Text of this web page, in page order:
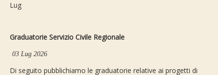
Lug
Graduatorie Servizio Civile Regionale
03 Lug 2026
Di seguito pubblichiamo le graduatorie relative ai progetti di